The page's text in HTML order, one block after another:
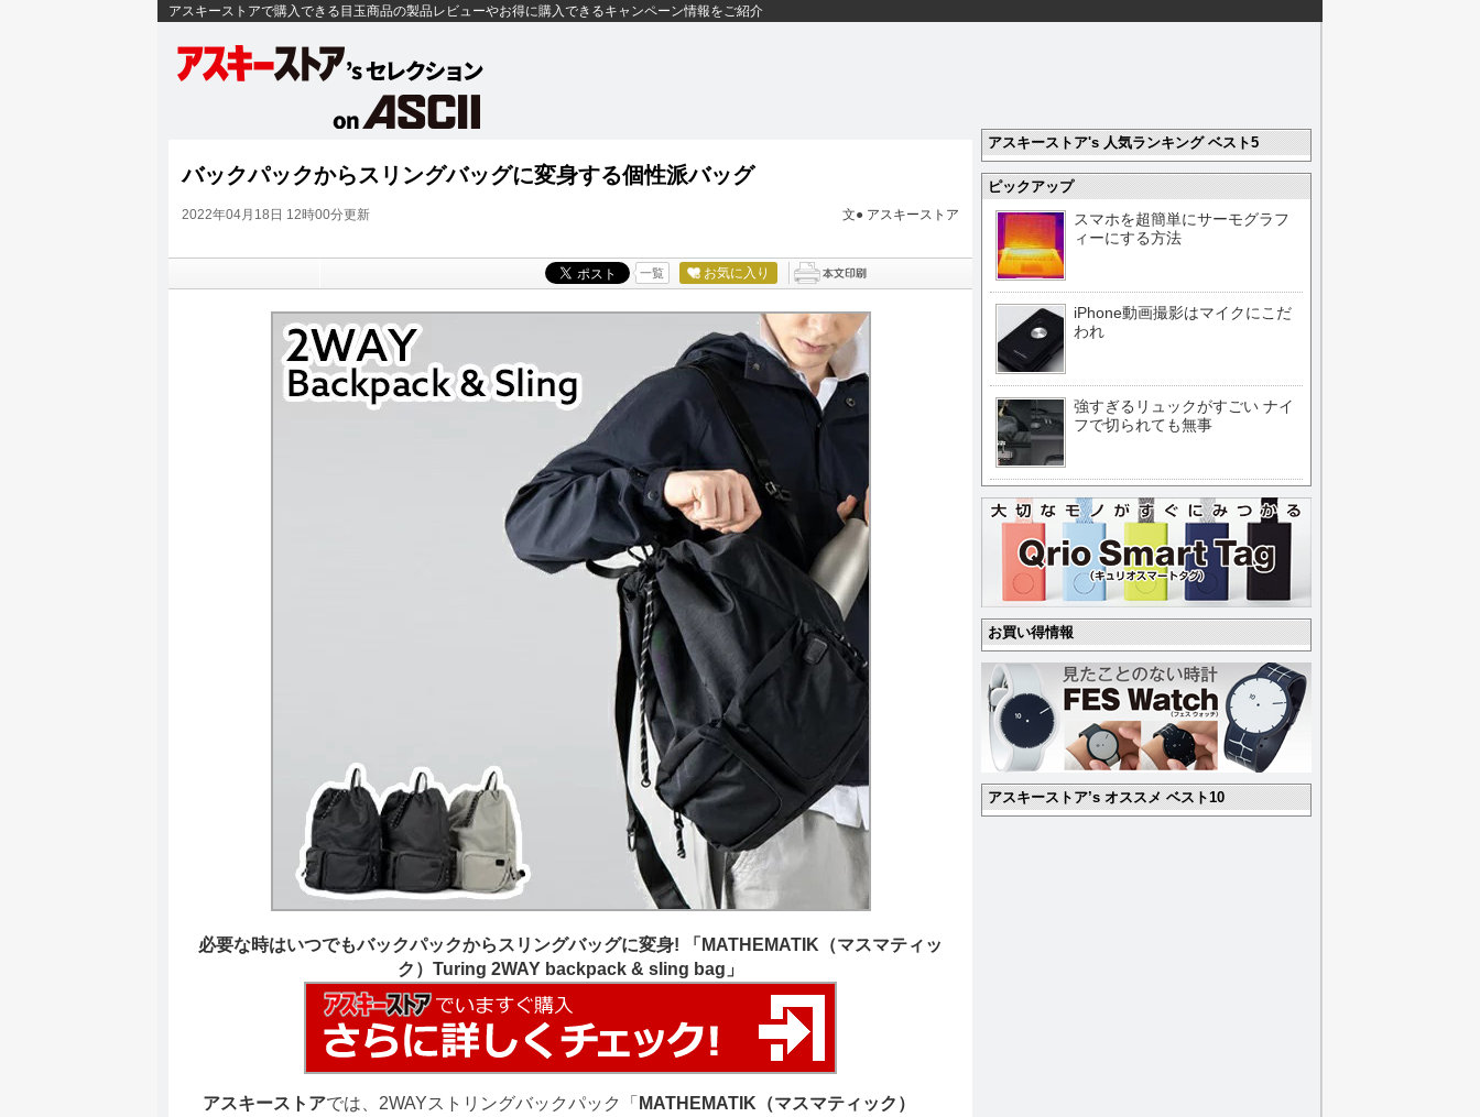
アスキーストアで購入できる目玉商品の製品レビューやお得に購入できるキャンペーン情報をご紹介
バックパックからスリングバッグに変身する個性派バッグ
2022年04月18日 12時00分更新 文● アスキーストア
一覧 お気に入り
必要な時はいつでもバックパックからスリングバッグに変身! 「MATHEMATIK（マスマティッ
ク）Turing 2WAY backpack & sling bag」
アスキーストアでは、2WAYストリングバックパック「 MATHEMATIK（マスマティック）
アスキーストア's 人気ランキング ベスト5
ピックアップ
スマホを超簡単にサーモグラフ
ィーにする方法
iPhone動画撮影はマイクにこだ
われ
強すぎるリュックがすごい ナイ
フで切られても無事
お買い得情報
アスキーストア’s オススメ ベスト10